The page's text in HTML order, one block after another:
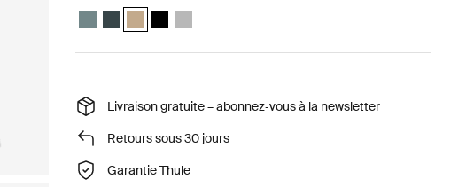
Thule Maple infant seat Bleu moyen
Thule Maple infant seat Bleu le plus foncé
Thule Maple infant seat Kaki délavé (selected)
Thule Maple infant seat Noir
Thule Maple infant seat Gris clair
Livraison gratuite – abonnez‑vous à la newsletter
Retours sous 30 jours
Garantie Thule